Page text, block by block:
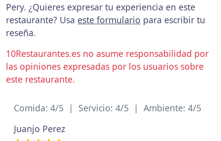
Pery. ¿Quieres expresar tu experiencia en este
restaurante? Usa este formulario para escribir tu
reseña.
10Restaurantes.es no asume responsabilidad por
las opiniones expresadas por los usuarios sobre
este restaurante.
Comida: 4/5 | Servicio: 4/5 | Ambiente: 4/5
Juanjo Perez